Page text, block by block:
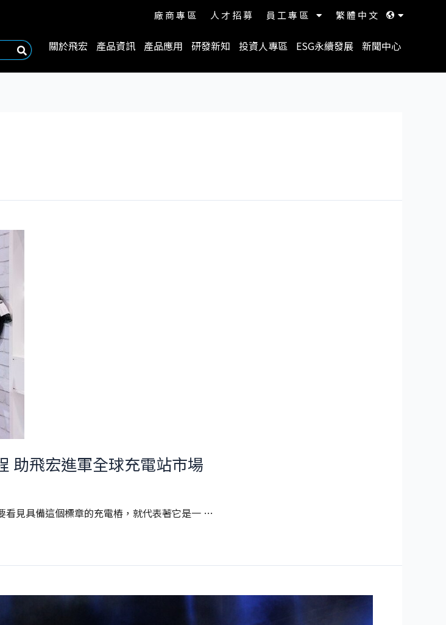
廠商專區 人才招募 員工專區 繁體中文
關於飛宏 產品資訊 產品應用 研發新知 投資人專區 ESG永續發展 新聞中心
助飛宏進軍全球充電站市場
看見具備這個標章的充電樁，就代表著它是一 …